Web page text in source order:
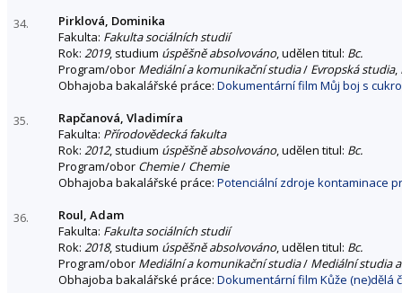
34.
Pirklová, Dominika
Fakulta: Fakulta sociálních studií
Rok: 2019, studium úspěšně absolvováno, udělen titul: Bc.
Program/obor Mediální a komunikační studia/ Evropská studia,
Obhajoba bakalářské práce: Dokumentární film Můj boj s
35.
Rapčanová, Vladimíra
Fakulta: Přírodovědecká fakulta
Rok: 2012, studium úspěšně absolvováno, udělen titul: Bc.
Program/obor Chemie/ Chemie
Obhajoba bakalářské práce: Potenciální zdroje kontaminace
36.
Roul, Adam
Fakulta: Fakulta sociálních studií
Rok: 2018, studium úspěšně absolvováno, udělen titul: Bc.
Program/obor Mediální a komunikační studia/ Mediální studia
Obhajoba bakalářské práce: Dokumentární film Kůže (ne)dělá